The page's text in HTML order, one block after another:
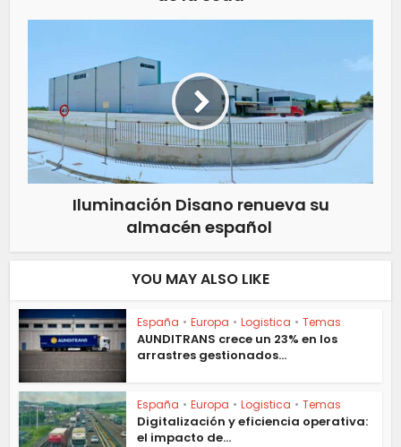
Iluminación Disano renueva su
almacén español
YOU MAY ALSO LIKE
España • Europa • Logistica • Temas
AUNDITRANS crece un 23% en los
arrastres gestionados...
España • Europa • Logistica • Temas
Digitalización y eficiencia operativa:
el impacto de...